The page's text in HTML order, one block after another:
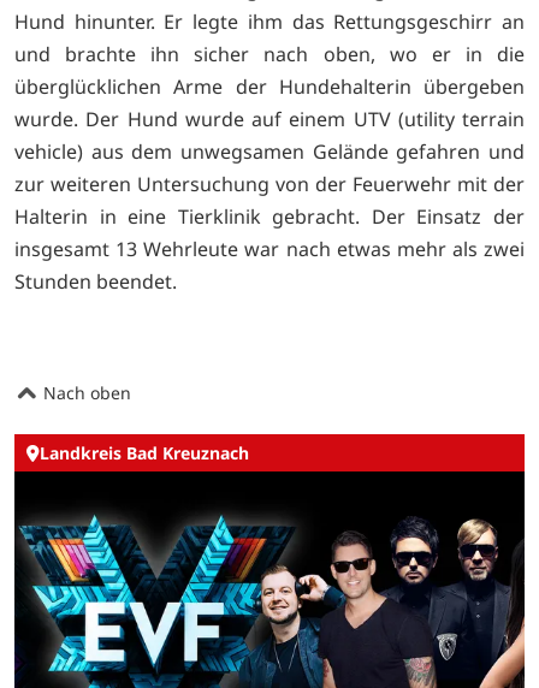
Hund hinunter. Er legte ihm das Rettungsgeschirr an
und brachte ihn sicher nach oben, wo er in die
überglücklichen Arme der Hundehalterin übergeben
wurde. Der Hund wurde auf einem UTV (utility terrain
vehicle) aus dem unwegsamen Gelände gefahren und
zur weiteren Untersuchung von der Feuerwehr mit der
Halterin in eine Tierklinik gebracht. Der Einsatz der
insgesamt 13 Wehrleute war nach etwas mehr als zwei
Stunden beendet.
Nach oben
Landkreis Bad Kreuznach